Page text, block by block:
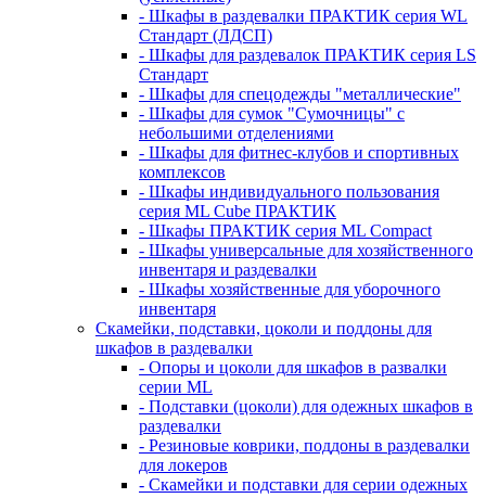
- Шкафы в раздевалки ПРАКТИК серия WL
Стандарт (ЛДСП)
- Шкафы для раздевалок ПРАКТИК серия LS
Стандарт
- Шкафы для спецодежды "металлические"
- Шкафы для сумок "Сумочницы" с
небольшими отделениями
- Шкафы для фитнес-клубов и спортивных
комплексов
- Шкафы индивидуального пользования
серия ML Cube ПРАКТИК
- Шкафы ПРАКТИК серия ML Compact
- Шкафы универсальные для хозяйственного
инвентаря и раздевалки
- Шкафы хозяйственные для уборочного
инвентаря
Скамейки, подставки, цоколи и поддоны для
шкафов в раздевалки
- Опоры и цоколи для шкафов в развалки
серии ML
- Подставки (цоколи) для одежных шкафов в
раздевалки
- Резиновые коврики, поддоны в раздевалки
для локеров
- Скамейки и подставки для серии одежных